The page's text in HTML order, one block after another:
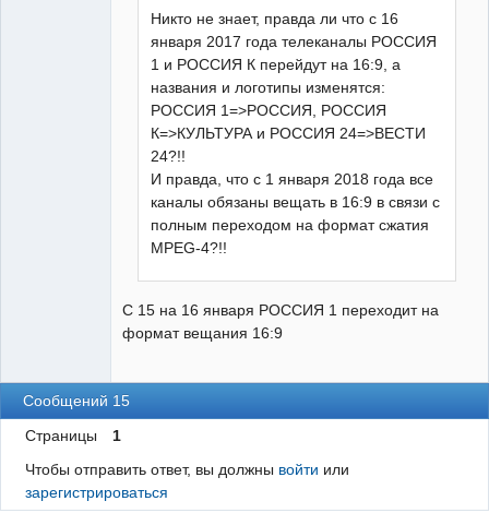
Никто не знает, правда ли что с 16
января 2017 года телеканалы РОССИЯ
1 и РОССИЯ К перейдут на 16:9, а
названия и логотипы изменятся:
РОССИЯ 1=>РОССИЯ, РОССИЯ
К=>КУЛЬТУРА и РОССИЯ 24=>ВЕСТИ
24?!!
И правда, что с 1 января 2018 года все
каналы обязаны вещать в 16:9 в связи с
полным переходом на формат сжатия
MPEG-4?!!
С 15 на 16 января РОССИЯ 1 переходит на
формат вещания 16:9
Сообщений 15
Страницы
1
Чтобы отправить ответ, вы должны войти или
зарегистрироваться